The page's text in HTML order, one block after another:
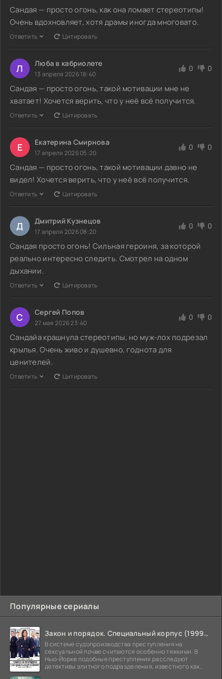
Популярные сериалы
Закон и порядок. Специальный корпус (1999-2026)
В системе судопроизводства преступления на
сексуальной почве считаются особенно тяжкими. В
Нью-Йорке подобные преступления расследуют
детективы элитного подразделения, известного как
Сандая — просто огонь, как она ломает стереотипы!
Очень вдохновляет, хотя драмы иногда многовато.
Ответить Цитировать
Л Люба в кабриолете
13 апреля 2026 18:40
0 0
Сандая — просто огонь, такой мотивации мне не
хватает! Хочется верить, что у неё всё получится.
Ответить Цитировать
Е Екатерина Смирнова
17 апреля 2026 05:20
0 0
Сандая — просто огонь, такой мотивации давно не
видел! Хочется верить, что у неё всё получится.
Ответить Цитировать
Д Дмитрий Кузнецов
17 апреля 2026 08:20
0 0
Сандая просто огонь! Сильная героиня, за которой
реально интересно следить. Смотрел на одном
дыхании.
Ответить Цитировать
С Сергей Попов
27 мая 2026 23:40
0 0
Сандайа крашнула стереотипы, но муж-лох подрезал
крылья. Очень живо и душевно, годнота для
ценителей.
Ответить Цитировать